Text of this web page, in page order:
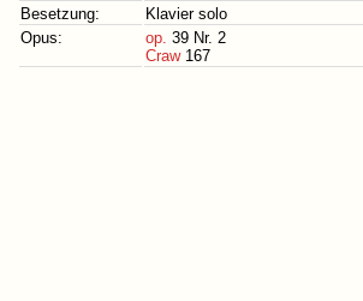
Besetzung:
Klavier solo
Opus:
op. 39 Nr. 2
Craw167